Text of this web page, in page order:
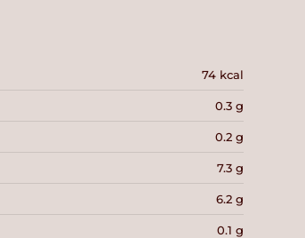
74 kcal
0.3 g
0.2 g
7.3 g
6.2 g
0.1 g